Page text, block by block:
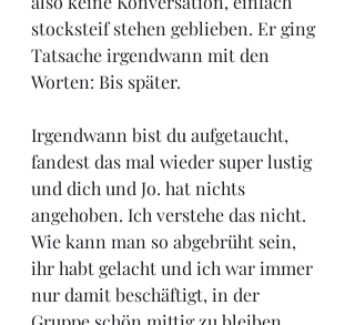
stocksteif stehen geblieben. Er ging
Tatsache irgendwann mit den
Worten: Bis später.
Irgendwann bist du aufgetaucht,
fandest das mal wieder super lustig
und dich und Jo. hat nichts
angehoben. Ich verstehe das nicht.
Wie kann man so abgebrüht sein,
ihr habt gelacht und ich war immer
nur damit beschäftigt, in der